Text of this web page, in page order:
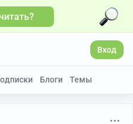
Вход
Блоги Темы
Больше видео